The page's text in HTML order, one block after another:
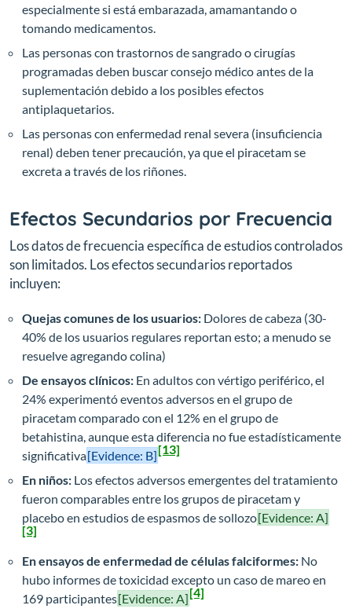
especialmente si está embarazada, amamantando o
tomando medicamentos.
Las personas con trastornos de sangrado o cirugías
programadas deben buscar consejo médico antes de la
suplementación debido a los posibles efectos
antiplaquetarios.
Las personas con enfermedad renal severa (insuficiencia
renal) deben tener precaución, ya que el piracetam se
excreta a través de los riñones.
Efectos Secundarios por Frecuencia
Los datos de frecuencia específica de estudios controlados
son limitados. Los efectos secundarios reportados
incluyen:
Quejas comunes de los usuarios: Dolores de cabeza (30-
40% de los usuarios regulares reportan esto; a menudo se
resuelve agregando colina)
De ensayos clínicos: En adultos con vértigo periférico, el
24% experimentó eventos adversos en el grupo de
piracetam comparado con el 12% en el grupo de
betahistina, aunque esta diferencia no fue estadísticamente
significativa[Evidence: B][13]
En niños: Los efectos adversos emergentes del tratamiento
fueron comparables entre los grupos de piracetam y
placebo en estudios de espasmos de sollozo[Evidence: A]
[3]
En ensayos de enfermedad de células falciformes: No
hubo informes de toxicidad excepto un caso de mareo en
169 participantes[Evidence: A][4]